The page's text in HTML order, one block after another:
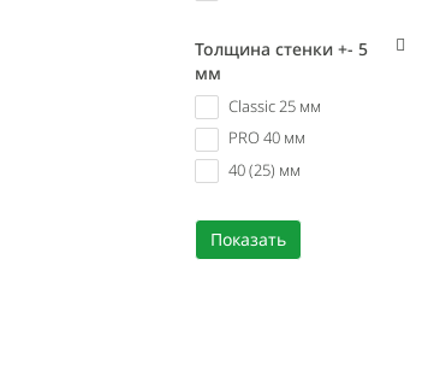
Толщина стенки +- 5
мм
Classic 25 мм
PRO 40 мм
40 (25) мм